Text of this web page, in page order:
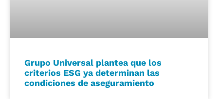
Grupo Universal plantea que los
criterios ESG ya determinan las
condiciones de aseguramiento